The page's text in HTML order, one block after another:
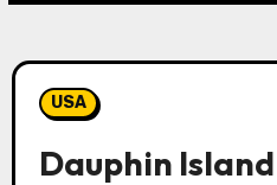
USA
Dauphin